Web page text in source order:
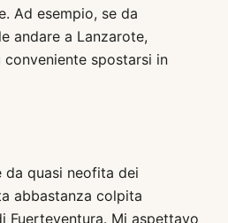
Ad esempio, se da
andare a Lanzarote,
spostarsi in
da quasi neofita dei
abbastanza colpita
Fuerteventura. Mi aspettavo